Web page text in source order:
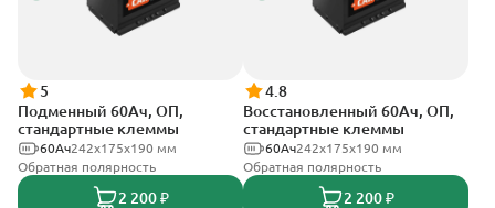
5
Подменный 60Ач, ОП,
стандартные клеммы
242х175х190 мм
60Ач
Обратная полярность
2 200 ₽
4.8
Восстановленный 60Ач, ОП,
стандартные клеммы
242х175х190 мм
60Ач
Обратная полярность
2 200 ₽